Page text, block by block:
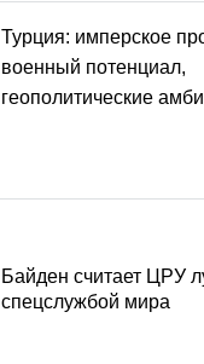
Турция: имперское
военный потенциал,
геополитические
Байден считает ЦРУ
спецслужбой мира